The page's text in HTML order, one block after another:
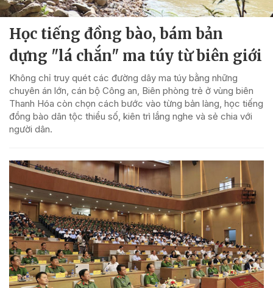
Học tiếng đồng bào, bám bản
dựng "lá chắn" ma túy từ biên giới
Không chỉ truy quét các đường dây ma túy bằng những
chuyên án lớn, cán bộ Công an, Biên phòng trẻ ở vùng biên
Thanh Hóa còn chọn cách bước vào từng bản làng, học tiếng
đồng bào dân tộc thiểu số, kiên trì lắng nghe và sẻ chia với
người dân.